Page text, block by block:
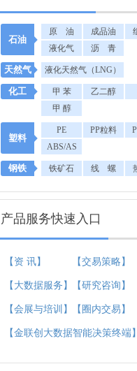
石油
原 油 成品油
液化气
沥 青
天然气 液化天然气（LNG）
化工 甲 苯 乙二醇
甲 醇
塑料
PE PP粒料
ABS/AS
钢铁 铁矿石 线 螺
产品服务快速入口
【资 讯】 【交易策略】
【大数据服务】 【研究咨询】
【会展与培训】 【圈内交易】
【金联创大数据智能决策终端】